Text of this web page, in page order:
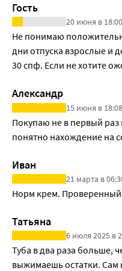
Гость
20 июня в 18:00
Не понимаю
дни отпуска взрослые и
30 спф. Если не хотите
Александр
15 июня в 18:08
Покупаю не в первый раз
понятно нахождение на
Иван
21 марта в
Норм крем.
Татьяна
6 июля 2025 в
Туба в два раза больше,
выжимаешь остатки. Сам